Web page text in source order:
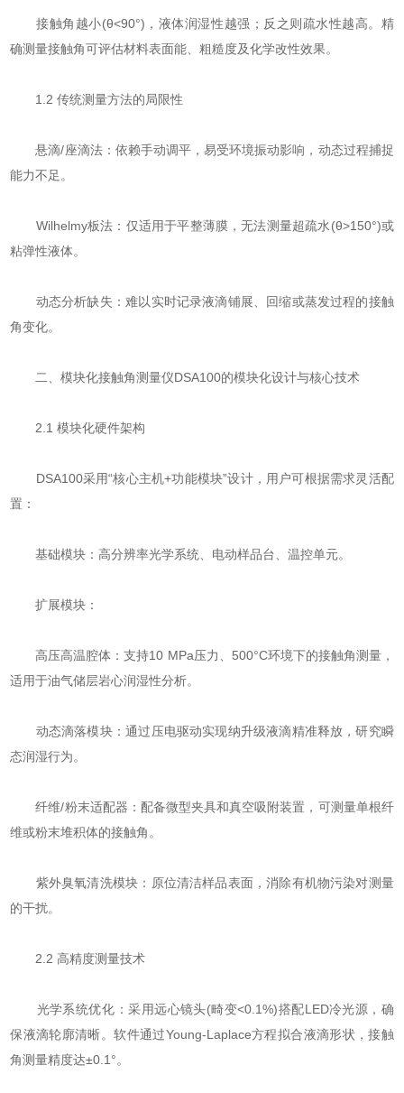
接触角越小(θ<90°)，液体润湿性越强；反之则疏水性越高。精
确测量接触角可评估材料表面能、粗糙度及化学改性效果。
1.2 传统测量方法的局限性
​​悬滴/座滴法​​：依赖手动调平，易受环境振动影响，动态过程捕捉
能力不足。
​​Wilhelmy板法​​：仅适用于平整薄膜，无法测量超疏水(θ>150°)或
粘弹性液体。
​​动态分析缺失​​：难以实时记录液滴铺展、回缩或蒸发过程的接触
角变化。
二、模块化接触角测量仪DSA100的模块化设计与核心技术
2.1 模块化硬件架构
DSA100采用“核心主机+功能模块”设计，用户可根据需求灵活配
置：
​​基础模块​​：高分辨率光学系统、电动样品台、温控单元。
​​扩展模块​​：
​​高压高温腔体​​：支持10 MPa压力、500°C环境下的接触角测量，
适用于油气储层岩心润湿性分析。
​​动态滴落模块​​：通过压电驱动实现纳升级液滴精准释放，研究瞬
态润湿行为。
​​纤维/粉末适配器​​：配备微型夹具和真空吸附装置，可测量单根纤
维或粉末堆积体的接触角。
​​紫外臭氧清洗模块​​：原位清洁样品表面，消除有机物污染对测量
的干扰。
2.2 高精度测量技术
​​光学系统优化​​：采用远心镜头(畸变<0.1%)搭配LED冷光源，确
保液滴轮廓清晰。软件通过Young-Laplace方程拟合液滴形状，接触
角测量精度达±0.1°。